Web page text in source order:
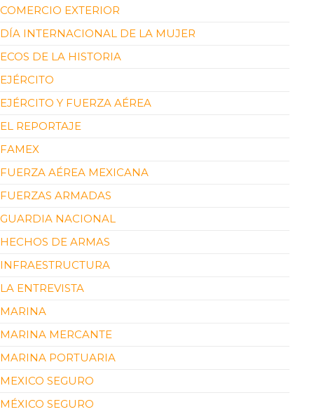
COMERCIO EXTERIOR
DÍA INTERNACIONAL DE LA MUJER
ECOS DE LA HISTORIA
EJÉRCITO
EJÉRCITO Y FUERZA AÉREA
EL REPORTAJE
FAMEX
FUERZA AÉREA MEXICANA
FUERZAS ARMADAS
GUARDIA NACIONAL
HECHOS DE ARMAS
INFRAESTRUCTURA
LA ENTREVISTA
MARINA
MARINA MERCANTE
MARINA PORTUARIA
MEXICO SEGURO
MÉXICO SEGURO